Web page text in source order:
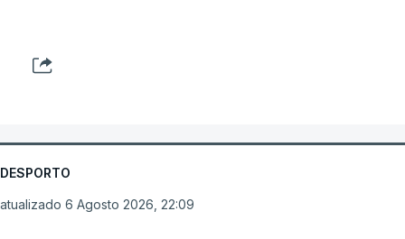
DESPORTO
atualizado 6 Agosto 2026, 22:09